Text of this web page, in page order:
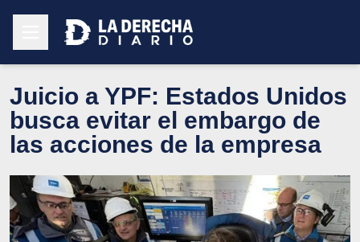
Juicio a YPF: Estados Unidos
busca evitar el embargo de
las acciones de la empresa